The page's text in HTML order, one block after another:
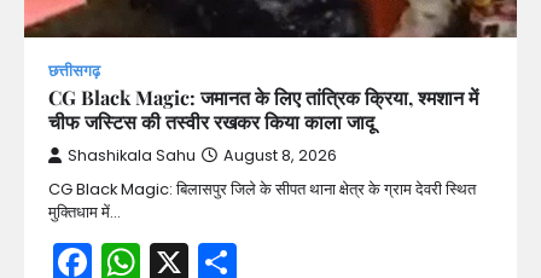
छत्तीसगढ़
CG Black Magic: जमानत के लिए तांत्रिक क्रिया, श्मशान में
चीफ जस्टिस की तस्वीर रखकर किया काला जादू
Shashikala Sahu August 8, 2026
CG Black Magic: बिलासपुर जिले के सीपत थाना क्षेत्र के ग्राम देवरी स्थित
मुक्तिधाम में…
Facebook
WhatsApp
X